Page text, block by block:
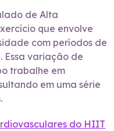
de Alta
que envolve
com períodos de
Essa variação de
trabalhe em
em uma série
do HIIT